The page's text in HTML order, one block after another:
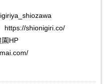
https://shionigiri.co/
園HP